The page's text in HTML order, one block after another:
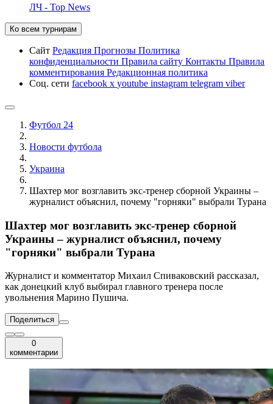
ЛЧ - Top News
Ко всем турнирам
Сайт Редакция Прогнозы Политика
конфиденциальности Правила сайту Контакты Правила
комментирования Редакционная политика
Соц. сети facebook x youtube instagram telegram viber
Футбол 24
Новости футбола
Украина
Шахтер мог возглавить экс-тренер сборной Украины –
журналист объяснил, почему "горняки" выбрали Турана
Шахтер мог возглавить экс-тренер сборной
Украины – журналист объяснил, почему
"горняки" выбрали Турана
Журналист и комментатор Михаил Спиваковский рассказал,
как донецкий клуб выбирал главного тренера после
увольнения Марино Пушича.
Поделиться
0
комментарии